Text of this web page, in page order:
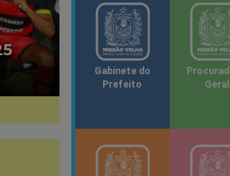
Gabinete do
Prefeito
Geral